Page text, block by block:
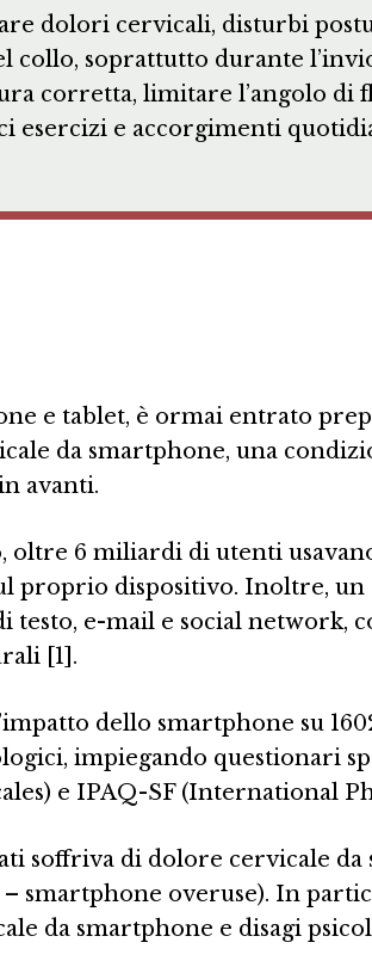
dolori cervicali, disturbi
collo, soprattutto durante
corretta, limitare l’angolo di
esercizi e accorgimenti
e tablet, è ormai entrato
da smartphone, una
avanti.
6 miliardi di utenti
proprio dispositivo. Inoltre,
testo, e-mail e social
[1].
dello smartphone su
impiegando questionari
e IPAQ-SF (International
soffriva di dolore cervicale
smartphone overuse). In
da smartphone e disagi